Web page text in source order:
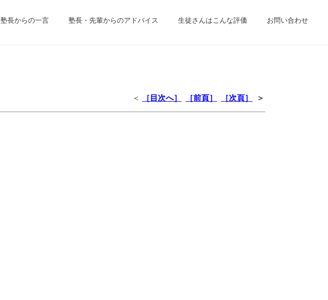
塾長からの一言 塾長・先輩からのアドバイス 生徒さんはこんな評価 お問い合わせ
＜ ［目次へ］ ［前頁］ ［次頁］ ＞